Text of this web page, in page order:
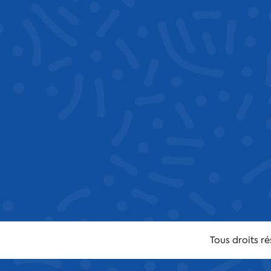
Tous droits